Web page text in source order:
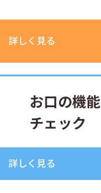
詳しく見る
お口の機能
チェック
詳しく見る